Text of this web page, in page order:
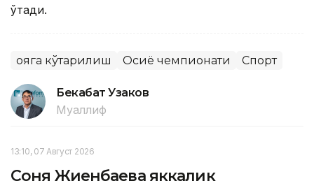
ўтади.
Қояга кўтарилиш Осиё чемпионати Спорт
Бекабат Узаков
Муаллиф
13:10, 07 Август 2026
Соня Жиенбаева яккалик